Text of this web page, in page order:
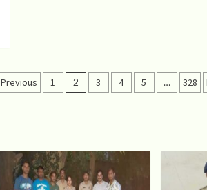
Posts
Previous 1 2 3 4 5 … 328